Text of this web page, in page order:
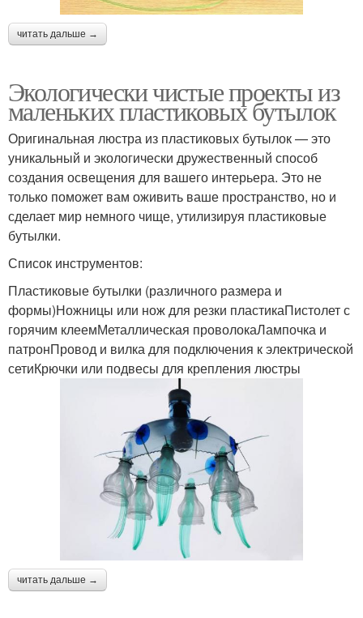
читать дальше →
Экологически чистые проекты из
маленьких пластиковых бутылок
Оригинальная люстра из пластиковых бутылок — это
уникальный и экологически дружественный способ
создания освещения для вашего интерьера. Это не
только поможет вам оживить ваше пространство, но и
сделает мир немного чище, утилизируя пластиковые
бутылки.
Список инструментов:
Пластиковые бутылки (различного размера и
формы)Ножницы или нож для резки пластикаПистолет с
горячим клеемМеталлическая проволокаЛампочка и
патронПровод и вилка для подключения к электрической
сетиКрючки или подвесы для крепления люстры
читать дальше →